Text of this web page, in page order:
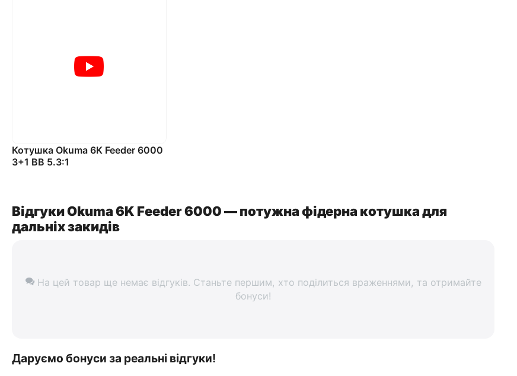
Котушка Okuma 6K Feeder 6000
3+1 BB 5.3:1
Відгуки Okuma 6K Feeder 6000 — потужна фідерна котушка для
дальніх закидів
На цей товар ще немає відгуків. Станьте першим, хто поділиться враженнями, та отримайте
бонуси!
Даруємо бонуси за реальні відгуки!